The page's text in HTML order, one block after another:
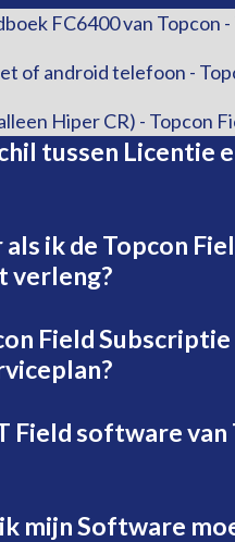
FC6400 van Topcon
of android telefoon -
Hiper CR) - Topcon
tussen Licentie
ik de Topcon
verleng?
Field
Field software van
mijn Software